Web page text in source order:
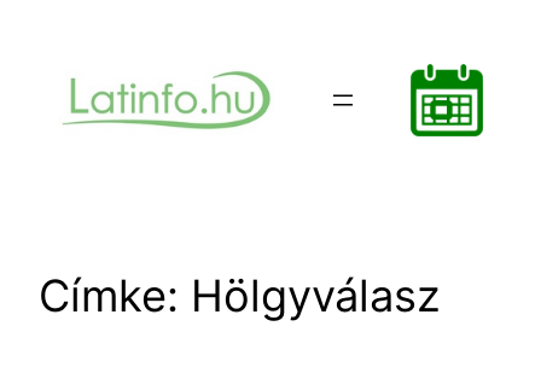
tartalomhoz
Címke: Hölgyválasz